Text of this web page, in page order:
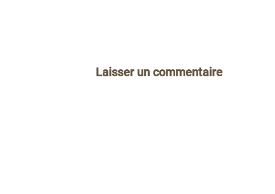
Laisser un commentaire